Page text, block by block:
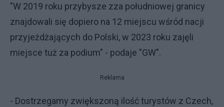
"W 2019 roku przybysze zza południowej granicy
znajdowali się dopiero na 12 miejscu wśród nacji
przyjeżdżających do Polski, w 2023 roku zajęli
miejsce tuż za podium" - podaje "GW".
Reklama
- Dostrzegamy zwiększoną ilość turystów z Czech,